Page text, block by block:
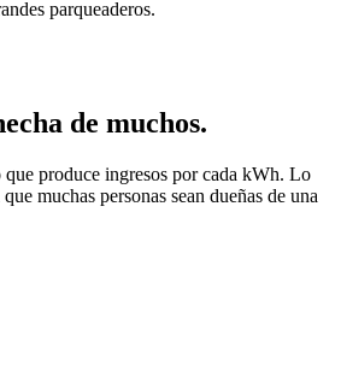
parqueaderos.
de muchos.
produce ingresos por cada kWh. Lo
muchas personas sean dueñas de una